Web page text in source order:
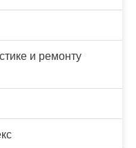
и ремонту